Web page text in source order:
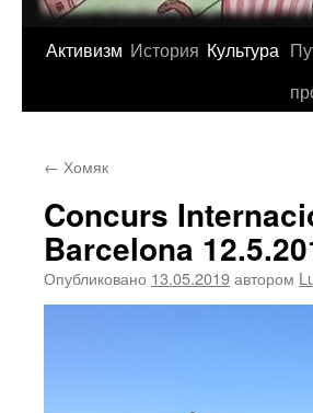
Активизм История Культура
← Хомяк
Concurs
Barcelona
Опубликовано 13.05.2019автором